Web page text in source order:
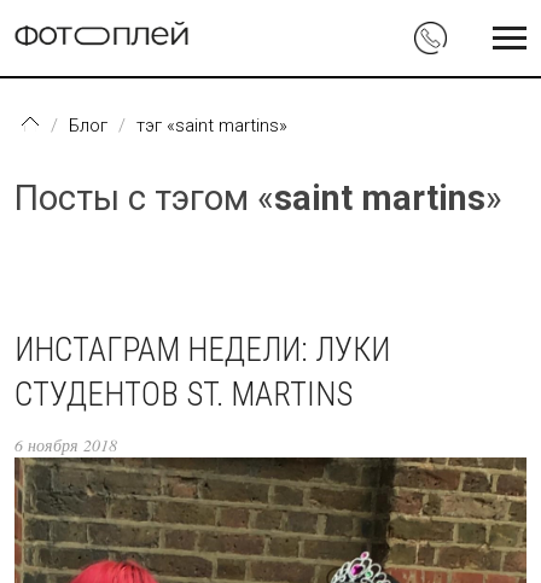
Блог тэг «saint martins»
Посты с тэгом «saint martins»
ИНСТАГРАМ НЕДЕЛИ: ЛУКИ
СТУДЕНТОВ ST. MARTINS
6 ноября 2018